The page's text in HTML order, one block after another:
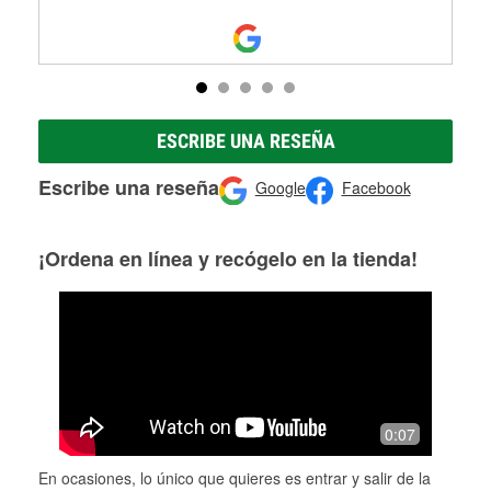
ESCRIBE UNA RESEÑA
Escribe una reseña Google Facebook
¡Ordena en línea y recógelo en la tienda!
0:07
En ocasiones, lo único que quieres es entrar y salir de la